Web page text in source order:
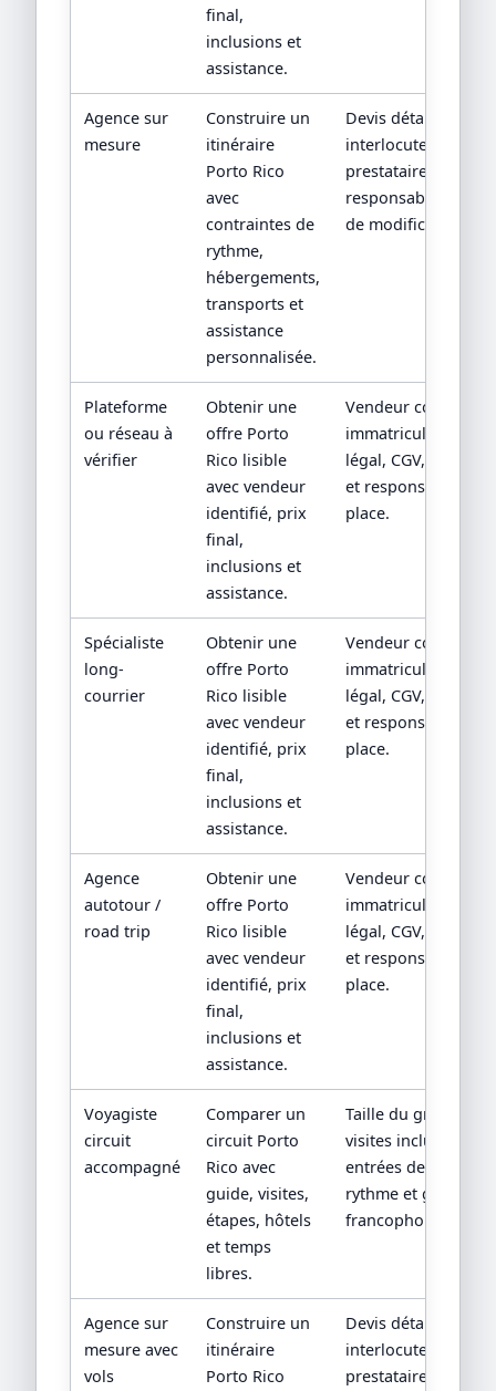
final,
inclusions et
assistance.
Agence sur
mesure
Construire un
itinéraire
Porto Rico
avec
contraintes de
rythme,
hébergements,
transports et
assistance
personnalisée.
Devis détaillé,
interlocuteur,
prestataires locaux
responsabilités en
de modification.
Plateforme
ou réseau à
vérifier
Obtenir une
offre Porto
Rico lisible
avec vendeur
identifié, prix
final,
inclusions et
assistance.
Vendeur
immatriculation/
légal, CGV,
et responsabilité
place.
Spécialiste
long-
courrier
Obtenir une
offre Porto
Rico lisible
avec vendeur
identifié, prix
final,
inclusions et
assistance.
Vendeur
immatriculation/
légal, CGV,
et responsabilité
place.
Agence
autotour /
road trip
Obtenir une
offre Porto
Rico lisible
avec vendeur
identifié, prix
final,
inclusions et
assistance.
Vendeur
immatriculation/
légal, CGV,
et responsabilité
place.
Voyagiste
circuit
accompagné
Comparer un
circuit Porto
Rico avec
guide, visites,
étapes, hôtels
et temps
libres.
Taille du groupe,
visites incluses,
entrées de sites,
rythme et guide
francophone.
Agence sur
mesure avec
vols
Construire un
itinéraire
Porto Rico
Devis détaillé,
interlocuteur,
prestataires locaux